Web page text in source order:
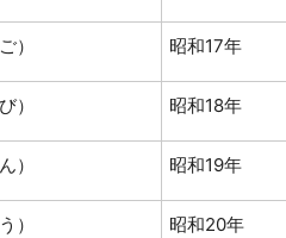
） 昭和17年
） 昭和18年
） 昭和19年
） 昭和20年